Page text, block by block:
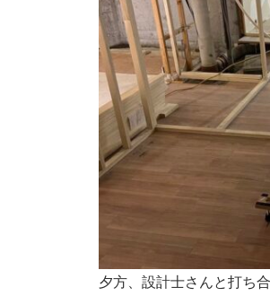
夕方、設計士さんと打ち